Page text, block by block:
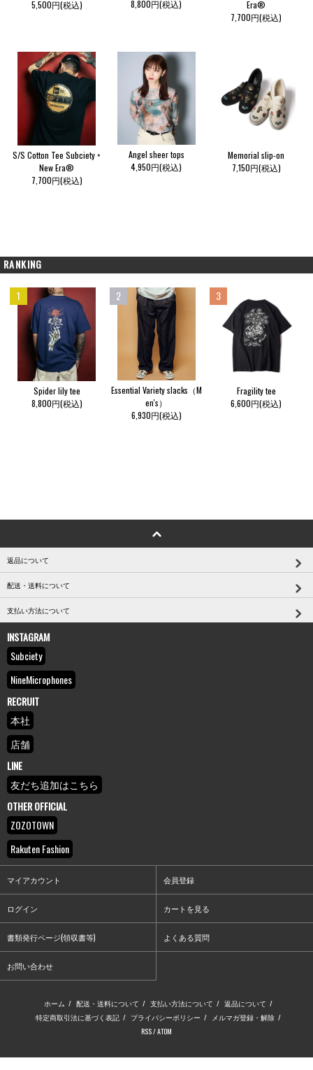
5,500円(税込)
8,800円(税込)
Era®
7,700円(税込)
S/S Cotton Tee Subciety ×
New Era®
7,700円(税込)
Angel sheer tops
4,950円(税込)
Memorial slip-on
7,150円(税込)
RANKING
1
Spider lily tee
8,800円(税込)
2
Essential Variety slacks（M
en's）
6,930円(税込)
3
Fragility tee
6,600円(税込)
返品について
配送・送料について
支払い方法について
INSTAGRAM
Subciety
NineMicrophones
RECRUIT
本社
店舗
LINE
友だち追加はこちら
OTHER OFFICIAL
ZOZOTOWN
Rakuten Fashion
マイアカウント 会員登録
ログイン カートを見る
書類発行ページ(領収書等) よくある質問
お問い合わせ
ホーム / 配送・送料について / 支払い方法について / 返品について /
特定商取引法に基づく表記 / プライバシーポリシー / メルマガ登録・解除 /
RSS/ATOM